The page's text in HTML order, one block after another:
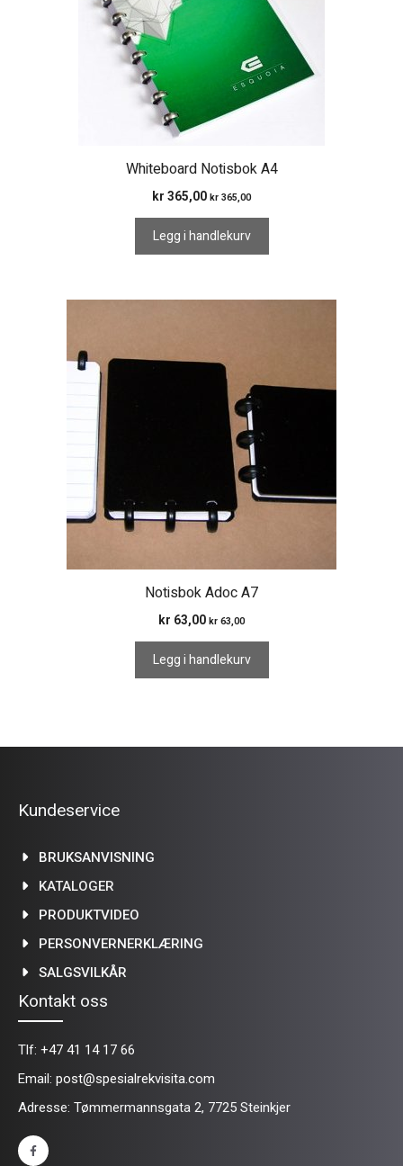
Whiteboard Notisbok A4
kr 365,00 kr 365,00
Legg i handlekurv
Notisbok Adoc A7
kr 63,00 kr 63,00
Legg i handlekurv
Kundeservice
BRUKSANVISNING
KATALOGER
PRODUKTVIDEO
PERSONVERNERKLÆRING
SALGSVILKÅR
Kontakt oss
Tlf: +47 41 14 17 66
Email: post@spesialrekvisita.com
Adresse: Tømmermannsgata 2, 7725 Steinkjer